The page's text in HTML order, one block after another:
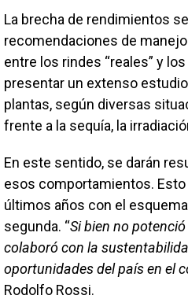
La brecha de rendimientos
recomendaciones de
entre los rindes “reales” y
presentar un extenso
plantas, según diversas
frente a la sequía, la
En este sentido, se darán
esos comportamientos.
últimos años con el
segunda. “Si bien no
colaboró con la
oportunidades del país en el
Rodolfo Rossi.